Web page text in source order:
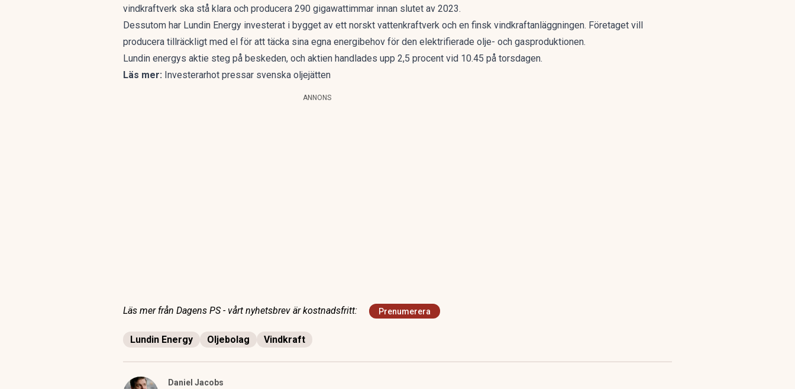
vindkraftverk ska stå klara och producera 290 gigawattimmar innan slutet av 2023.
Dessutom har Lundin Energy investerat i bygget av ett norskt vattenkraftverk och en finsk vindkraftanläggningen. Företaget vill
producera tillräckligt med el för att täcka sina egna energibehov för den elektrifierade olje- och gasproduktionen.
Lundin energys aktie steg på beskeden, och aktien handlades upp 2,5 procent vid 10.45 på torsdagen.
Läs mer: Investerarhot pressar svenska oljejätten
ANNONS
Läs mer från Dagens PS - vårt nyhetsbrev är kostnadsfritt: Prenumerera
Lundin Energy Oljebolag Vindkraft
Daniel Jacobs